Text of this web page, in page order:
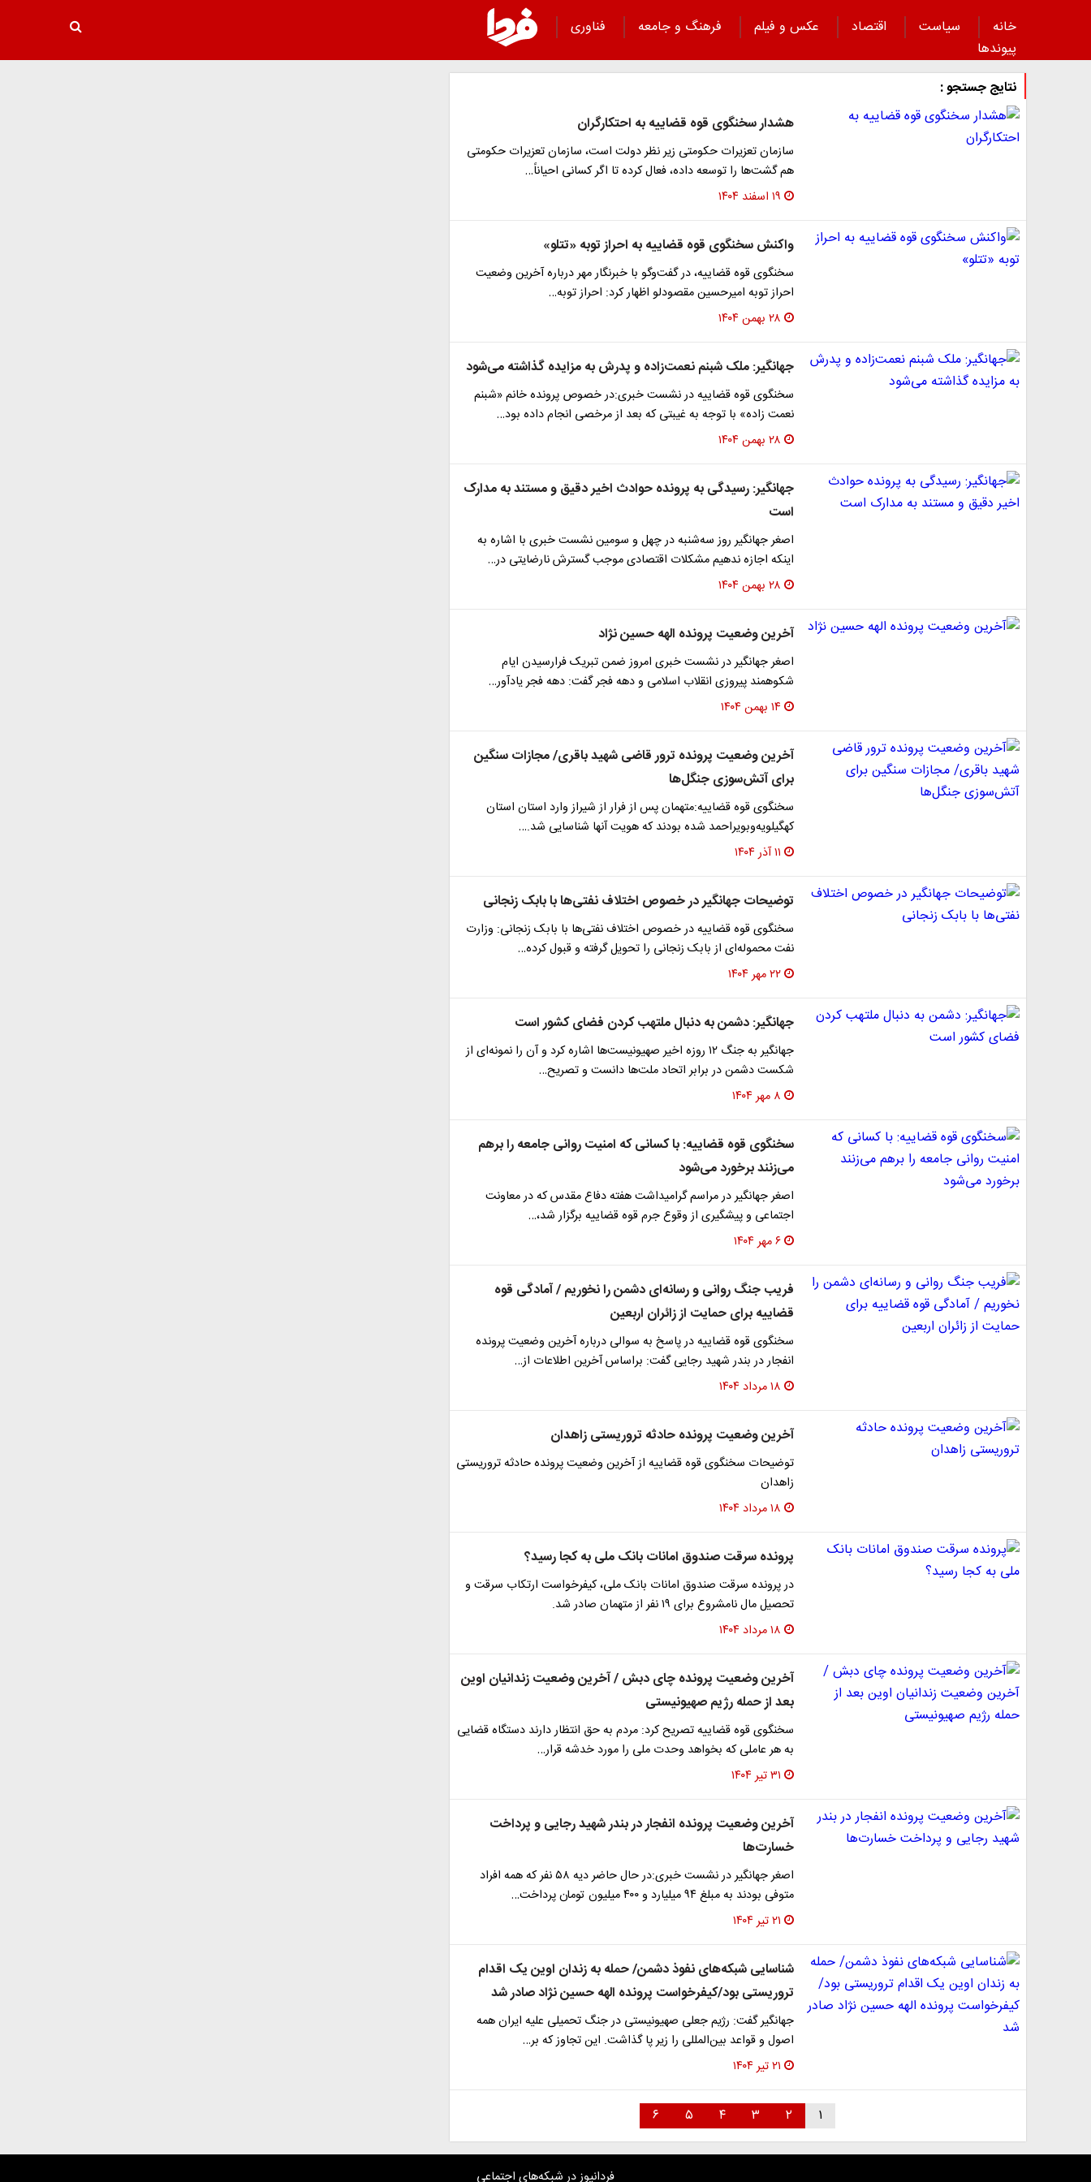
خانه سیاست اقتصاد عکس و فیلم فرهنگ و جامعه
فناوری
پیوند‌ها
نتایج جستجو :
هشدار سخنگوی قوه قضاییه به احتکارگران
سازمان تعزیرات حکومتی زیر نظر دولت است، سازمان تعزیرات حکومتی
هم گشت‌ها را توسعه داده، فعال کرده تا اگر کسانی احیاناً…
۱۹ اسفند ۱۴۰۴
واکنش سخنگوی قوه قضاییه به احراز توبه «تتلو»
سخنگوی قوه قضاییه، در گفت‌وگو با خبرنگار مهر درباره آخرین وضعیت
احراز توبه امیرحسین مقصودلو اظهار کرد: احراز توبه…
۲۸ بهمن ۱۴۰۴
جهانگیر: ملک شبنم نعمت‌زاده و پدرش به مزایده گذاشته می‌شود
سخنگوی قوه قضاییه در نشست خبری:در خصوص پرونده خانم «شبنم
نعمت زاده» با توجه به غیبتی که بعد از مرخصی انجام داده بود…
۲۸ بهمن ۱۴۰۴
جهانگیر: رسیدگی به پرونده حوادث اخیر دقیق و مستند به مدارک
است
اصغر جهانگیر روز سه‌شنبه در چهل و سومین نشست خبری با اشاره به
اینکه اجازه ندهیم مشکلات اقتصادی موجب گسترش نارضایتی در…
۲۸ بهمن ۱۴۰۴
آخرین وضعیت پرونده الهه حسین نژاد
اصغر جهانگیر در نشست خبری امروز ضمن تبریک فرارسیدن ایام
شکوهمند پیروزی انقلاب اسلامی و دهه فجر گفت: دهه فجر یادآور…
۱۴ بهمن ۱۴۰۴
آخرین وضعیت پرونده ترور قاضی شهید باقری/ مجازات سنگین
برای آتش‌سوزی جنگل‌ها
سخنگوی قوه قضاییه:متهمان پس از فرار از شیراز وارد استان استان
کهگیلویه‌وبویراحمد شده بودند که هویت آنها شناسایی شد.…
۱۱ آذر ۱۴۰۴
توضیحات جهانگیر در خصوص اختلاف نفتی‌ها با بابک زنجانی
سخنگوی قوه قضاییه در خصوص اختلاف نفتی‌ها با بابک زنجانی: وزارت
نفت محموله‌ای از بابک زنجانی را تحویل گرفته و قبول کرده…
۲۲ مهر ۱۴۰۴
جهانگیر: دشمن به دنبال ملتهب کردن فضای کشور است
جهانگیر به جنگ ۱۲ روزه اخیر صهیونیست‌ها اشاره کرد و آن را نمونه‌ای از
شکست دشمن در برابر اتحاد ملت‌ها دانست و تصریح…
۸ مهر ۱۴۰۴
سخنگوی قوه قضاییه: با کسانی که امنیت روانی جامعه را برهم
می‌زنند برخورد می‌شود
اصغر جهانگیر در مراسم گرامیداشت هفته دفاع مقدس که در معاونت
اجتماعی و پیشگیری از وقوع جرم قوه قضاییه برگزار شد،…
۶ مهر ۱۴۰۴
فریب جنگ روانی و رسانه‌ای دشمن را نخوریم / آمادگی قوه
قضاییه برای حمایت از زائران اربعین
سخنگوی قوه قضاییه در پاسخ به سوالی درباره آخرین وضعیت پرونده
انفجار در بندر شهید رجایی گفت: براساس آخرین اطلاعات از…
۱۸ مرداد ۱۴۰۴
آخرین وضعیت پرونده حادثه تروریستی زاهدان
توضیحات سخنگوی قوه قضاییه از آخرین وضعیت پرونده حادثه تروریستی
زاهدان
۱۸ مرداد ۱۴۰۴
پرونده سرقت صندوق امانات بانک ملی به کجا رسید؟
در پرونده سرقت صندوق امانات بانک ملی، کیفرخواست ارتکاب سرقت و
تحصیل مال نامشروع برای ۱۹ نفر از متهمان صادر شد.
۱۸ مرداد ۱۴۰۴
آخرین وضعیت پرونده چای دبش / آخرین وضعیت زندانیان اوین
بعد از حمله رژیم صهیونیستی
سخنگوی قوه قضاییه تصریح کرد: مردم به حق انتظار دارند دستگاه قضایی
به هر عاملی که بخواهد وحدت ملی را مورد خدشه قرار…
۳۱ تیر ۱۴۰۴
آخرین وضعیت پرونده انفجار در بندر شهید رجایی و پرداخت
خسارت‌ها
اصغر جهانگیر در نشست خبری:در حال حاضر دیه ۵۸ نفر که همه افراد
متوفی بودند به مبلغ ۹۴ میلیارد و ۴۰۰ میلیون تومان پرداخت…
۲۱ تیر ۱۴۰۴
شناسایی شبکه‌های نفوذ دشمن/ حمله به زندان اوین یک اقدام
تروریستی بود/کیفرخواست پرونده الهه حسین نژاد صادر شد
جهانگیر گفت: رژیم جعلی صهیونیستی در جنگ تحمیلی علیه ایران همه
اصول و قواعد بین‌المللی را زیر پا گذاشت. این تجاوز که بر…
۲۱ تیر ۱۴۰۴
۱ ۲ ۳ ۴ ۵ ۶
فردانیوز در شبکه‌های اجتماعی